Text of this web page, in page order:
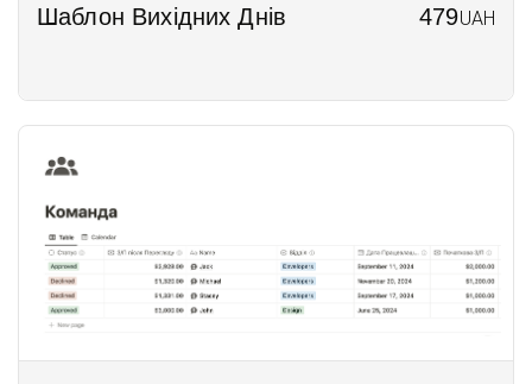
Шаблон Вихідних Днів 479UAH